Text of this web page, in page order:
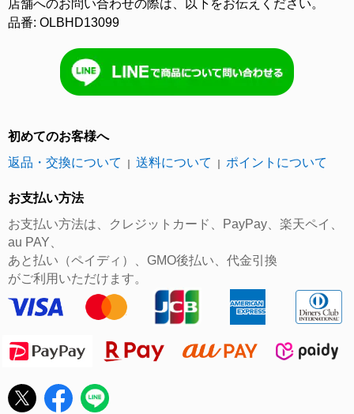
店舗へのお問い合わせの際は、以下をお伝えください。
品番: OLBHD13099
初めてのお客様へ
返品・交換について
｜ 送料について ｜ ポイントについて
お支払い方法
お支払い方法は、クレジットカード、PayPay、楽天ペイ、
au PAY、
あと払い（ペイディ）、GMO後払い、代金引換
がご利用いただけます。